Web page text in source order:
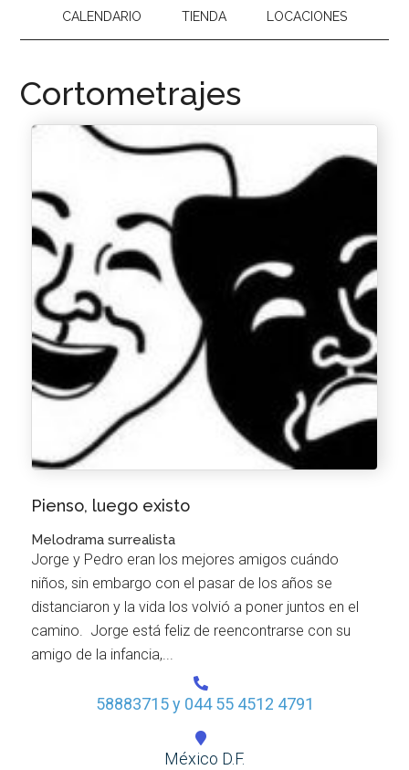
CALENDARIO TIENDA LOCACIONES
Cortometrajes
Pienso, luego existo
Melodrama surrealista
Jorge y Pedro eran los mejores amigos cuándo
niños, sin embargo con el pasar de los años se
distanciaron y la vida los volvió a poner juntos en el
camino. Jorge está feliz de reencontrarse con su
amigo de la infancia,...
58883715 y 044 55 4512 4791
México D.F.